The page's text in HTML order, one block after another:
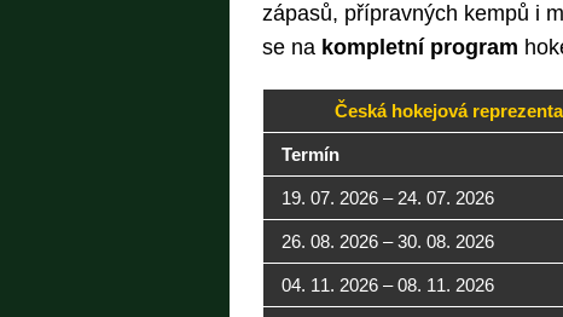
zápasů, přípravných kempů i
se na kompletní program
Česká hokejová
Termín
19. 07. 2026 – 24. 07. 2026
26. 08. 2026 – 30. 08. 2026
04. 11. 2026 – 08. 11. 2026